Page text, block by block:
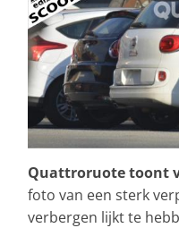
Quattroruote toont
foto van een sterk
verbergen lijkt te